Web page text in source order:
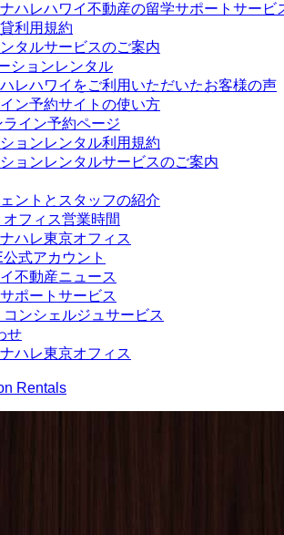
ハレハワイ不動産の留学サポートサービ
利用規約
タルサービスのご案内
ションレンタル
レハワイをご利用いただいたお客様の声
ン予約サイトの使い方
ライン予約ページ
ョンレンタル利用規約
ョンレンタルサービスのご案内
ントとスタッフの紹介
オフィス営業時間
ハレ東京オフィス
公式アカウント
不動産ニュース
ポートサービス
コンシェルジュサービス
せ
ハレ東京オフィス
Rentals